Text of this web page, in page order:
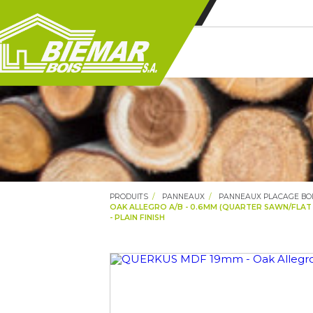
PRODUITS PANNEAUX PANNEAUX PLACAGE
OAK ALLEGRO A/B - 0.6MM (QUARTER SAWN/
- PLAIN FINISH